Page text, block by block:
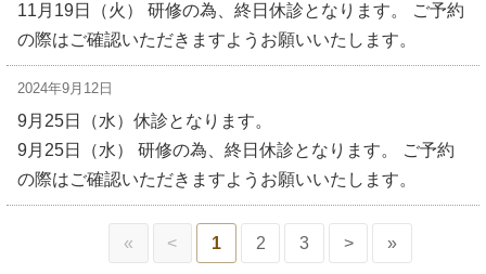
11月19日（火） 研修の為、終日休診となります。 ご予約
の際はご確認いただきますようお願いいたします。
2024年9月12日
9月25日（水）休診となります。
9月25日（水） 研修の為、終日休診となります。 ご予約
の際はご確認いただきますようお願いいたします。
« < 1 2 3 > »